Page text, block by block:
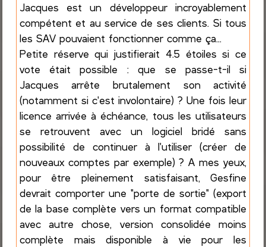
Jacques est un développeur incroyablement
compétent et au service de ses clients. Si tous
les SAV pouvaient fonctionner comme ça...
Petite réserve qui justifierait 4.5 étoiles si ce
vote était possible : que se passe-t-il si
Jacques arrête brutalement son activité
(notamment si c'est involontaire) ? Une fois leur
licence arrivée à échéance, tous les utilisateurs
se retrouvent avec un logiciel bridé sans
possibilité de continuer à l'utiliser (créer de
nouveaux comptes par exemple) ? A mes yeux,
pour être pleinement satisfaisant, Gesfine
devrait comporter une "porte de sortie" (export
de la base complète vers un format compatible
avec autre chose, version consolidée moins
complète mais disponible à vie pour les